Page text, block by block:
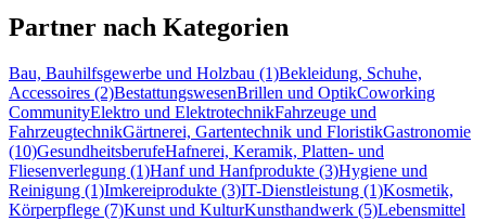
Partner nach Kategorien
Bau, Bauhilfsgewerbe und Holzbau (1)Bekleidung, Schuhe,
Accessoires (2)BestattungswesenBrillen und OptikCoworking
CommunityElektro und ElektrotechnikFahrzeuge und
FahrzeugtechnikGärtnerei, Gartentechnik und FloristikGastronomie
(10)GesundheitsberufeHafnerei, Keramik, Platten- und
Fliesenverlegung (1)Hanf und Hanfprodukte (3)Hygiene und
Reinigung (1)Imkereiprodukte (3)IT-Dienstleistung (1)Kosmetik,
Körperpflege (7)Kunst und KulturKunsthandwerk (5)Lebensmittel